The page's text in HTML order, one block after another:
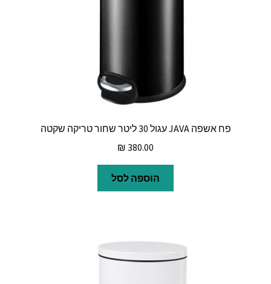
פח אשפה JAVA עגול 30 ליטר שחור טריקה שקטה
₪ 380.00
הוספה לסל